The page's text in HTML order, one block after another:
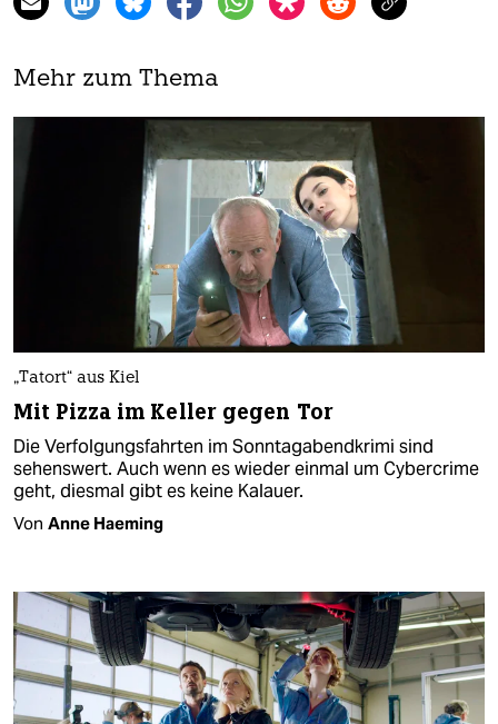
Mehr zum Thema
„Tatort“ aus Kiel
Mit Pizza im Keller gegen Tor
Die Verfolgungsfahrten im Sonntagabendkrimi sind
sehenswert. Auch wenn es wieder einmal um Cybercrime
geht, diesmal gibt es keine Kalauer.
Von Anne Haeming